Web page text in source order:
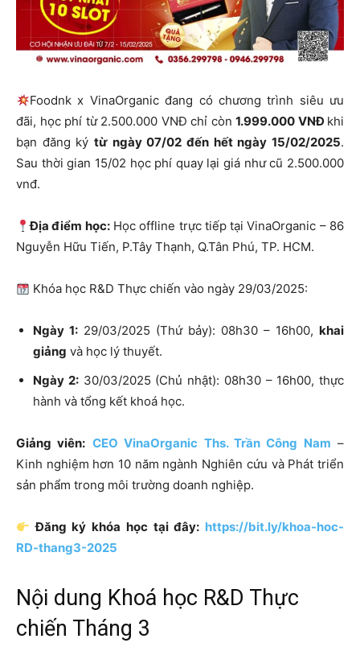
Foodnk x VinaOrganic đang có chương trình siêu ưu
đãi, học phí từ 2.500.000 VNĐ chỉ còn 1.999.000 VNĐ khi
bạn đăng ký từ ngày 07/02 đến hết ngày 15/02/2025.
Sau thời gian 15/02 học phí quay lại giá như cũ 2.500.000
vnđ.
Địa điểm học:Học offline trực tiếp tại VinaOrganic – 86
Nguyễn Hữu Tiến, P.Tây Thạnh, Q.Tân Phú, TP. HCM.
Khóa học R&D Thực chiến vào ngày 29/03/2025:
Ngày 1: 29/03/2025 (Thứ bảy): 08h30 – 16h00, khai
giảng và học lý thuyết.
Ngày 2:30/03/2025 (Chủ nhật): 08h30 – 16h00, thực
hành và tổng kết khoá học.
Giảng viên: CEO VinaOrganic Ths. Trần Công Nam –
Kinh nghiệm hơn 10 năm ngành Nghiên cứu và Phát triển
sản phẩm trong môi trường doanh nghiệp.
Đăng ký khóa học tại đây: https://bit.ly/khoa-hoc-
RD-thang3-2025
Nội dung Khoá học R&D Thực
chiến Tháng 3